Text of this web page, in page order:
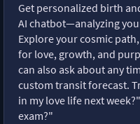
Get personalized birth
AI chatbot—analyzing
Explore your cosmic
for love, growth, and
can also ask about any
custom transit forecast.
in my love life next
exam?"